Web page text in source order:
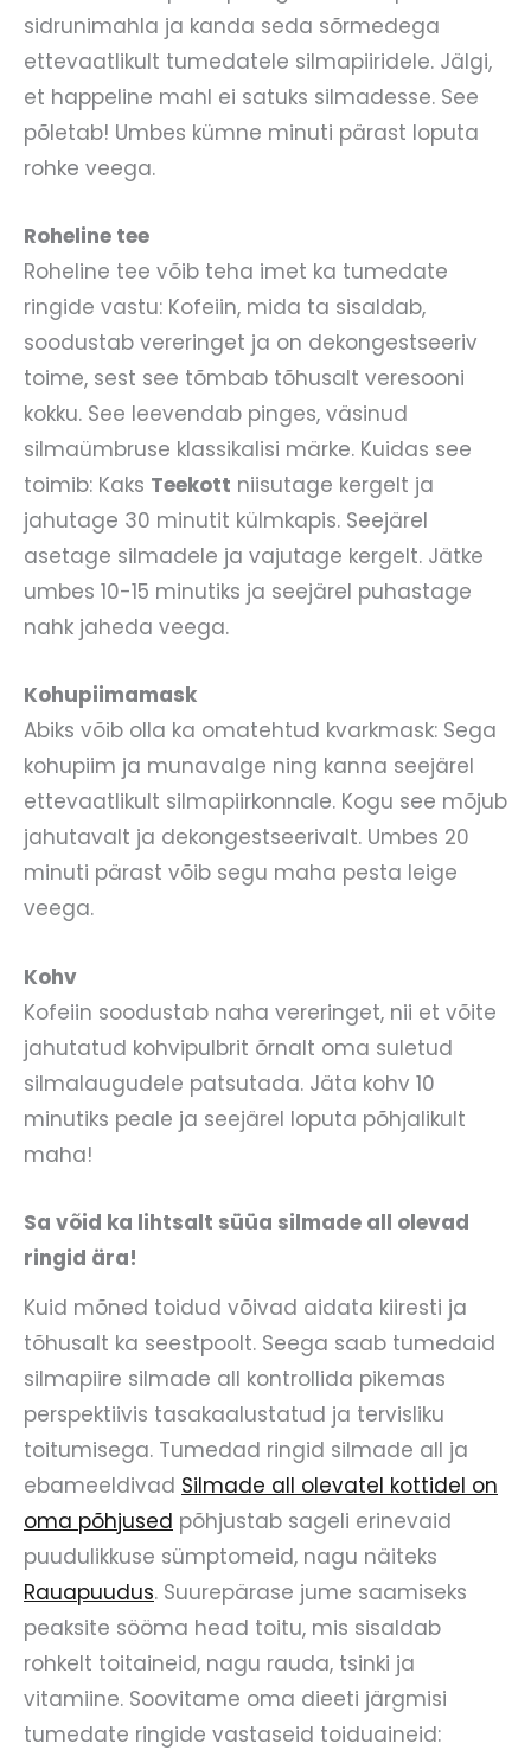
sidrunimahla ja kanda seda sõrmedega
ettevaatlikult tumedatele silmapiiridele. Jälgi,
et happeline mahl ei satuks silmadesse. See
põletab! Umbes kümne minuti pärast loputa
rohke veega.
Roheline tee
Roheline tee võib teha imet ka tumedate
ringide vastu: Kofeiin, mida ta sisaldab,
soodustab vereringet ja on dekongestseeriv
toime, sest see tõmbab tõhusalt veresooni
kokku. See leevendab pinges, väsinud
silmaümbruse klassikalisi märke. Kuidas see
toimib: Kaks Teekott niisutage kergelt ja
jahutage 30 minutit külmkapis. Seejärel
asetage silmadele ja vajutage kergelt. Jätke
umbes 10-15 minutiks ja seejärel puhastage
nahk jaheda veega.
Kohupiimamask
Abiks võib olla ka omatehtud kvarkmask: Sega
kohupiim ja munavalge ning kanna seejärel
ettevaatlikult silmapiirkonnale. Kogu see mõjub
jahutavalt ja dekongestseerivalt. Umbes 20
minuti pärast võib segu maha pesta leige
veega.
Kohv
Kofeiin soodustab naha vereringet, nii et võite
jahutatud kohvipulbrit õrnalt oma suletud
silmalaugudele patsutada. Jäta kohv 10
minutiks peale ja seejärel loputa põhjalikult
maha!
Sa võid ka lihtsalt süüa silmade all olevad
ringid ära!
Kuid mõned toidud võivad aidata kiiresti ja
tõhusalt ka seestpoolt. Seega saab tumedaid
silmapiire silmade all kontrollida pikemas
perspektiivis tasakaalustatud ja tervisliku
toitumisega. Tumedad ringid silmade all ja
ebameeldivad Silmade all olevatel kottidel on
oma põhjused põhjustab sageli erinevaid
puudulikkuse sümptomeid, nagu näiteks
Rauapuudus. Suurepärase jume saamiseks
peaksite sööma head toitu, mis sisaldab
rohkelt toitaineid, nagu rauda, tsinki ja
vitamiine. Soovitame oma dieeti järgmisi
tumedate ringide vastaseid toiduaineid: